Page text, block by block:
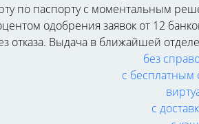
по паспорту с моментальным
одобрения заявок от 12
отказа. Выдача в ближайшей
без
с бесплатным
с